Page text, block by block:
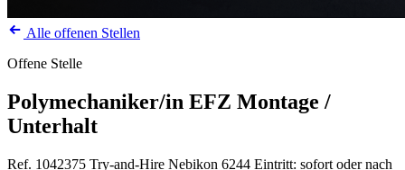
Alle offenen Stellen
Offene Stelle
Polymechaniker/in EFZ Montage /
Unterhalt
Ref. 1042375 Try-and-Hire Nebikon 6244 Eintritt: sofort oder nach